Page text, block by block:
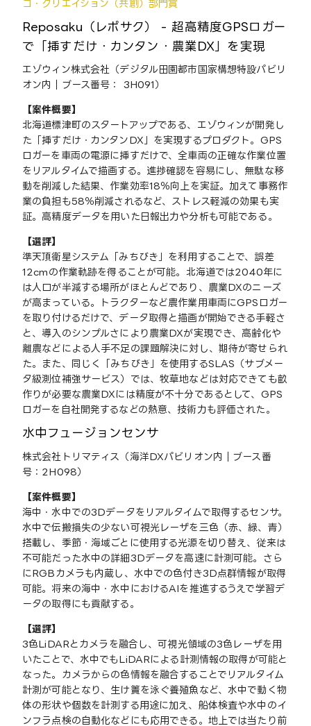
コ・クリエイション（共創）部門賞
Reposaku（レポサク） - 超高精度GPSロガー
で「挿すだけ・カンタン・農業DX」を実現
エゾウィン株式会社（デジタル田園都市国家構想特設パビリ
オン内｜ブース番号： 3H091）
【案件概要】
北海道標津町のスタートアップである、エゾウィンが開発し
た「挿すだけ・カンタンDX」を実現するプロダクト。GPS
ロガーを車両の電源に挿すだけで、全車両の正確な作業位置
をリアルタイムで描画する。進捗確認を容易にし、無駄な移
動を削減した結果、作業効率18％向上を実証。加えて事務作
業の負担も58％削減されるなど、ストレス軽減の効果も実
証。高精度データを用いた日報出力や分析も可能である。
【選評】
準天頂衛星システム「みちびき」を利用することで、誤差
12cmの作業軌跡を得ることが可能。北海道では2040年に
は人口が半減する場所がほとんどであり、農業DXのニーズ
が高まっている。トラクターなど農作業用車両にGPSロガー
を取り付けるだけで、データ取得と描画が開始できる手軽さ
と、導入のシンプルさにより農業DXが実現でき、高齢化や
離農などによる人手不足の課題解決に対し、期待が寄せられ
た。また、同じく「みちびき」を使用するSLAS（サブメー
タ級測位補強サービス）では、牧草地などは対応できても畝
作りが必要な農業DXには精度が不十分であるとして、GPS
ロガーを自社開発するなどの熱意、技術力も評価された。
水中フュージョンセンサ
株式会社トリマティス（海洋DXパビリオン内｜ブース番
号：2H098）
【案件概要】
海中・水中での3Dデータをリアルタイムで取得するセンサ。
水中で伝搬損失の少ない可視光レーザを三色（赤、緑、青）
搭載し、季節・海域ごとに使用する光源を切り替え、従来は
不可能だった水中の詳細3Dデータを高速に計測可能。さら
にRGBカメラも内蔵し、水中での色付き3D点群情報が取得
可能。将来の海中・水中におけるAIを推進するうえで学習デ
ータの取得にも貢献する。
【選評】
3色LiDARとカメラを融合し、可視光領域の3色レーザを用
いたことで、水中でもLiDARによる計測情報の取得が可能と
なった。カメラからの色情報を融合することでリアルタイム
計測が可能となり、生け簀を泳ぐ養殖魚など、水中で動く物
体の形状や個数を計測する用途に加え、船体検査や水中のイ
ンフラ点検の自動化などにも応用できる。地上では当たり前